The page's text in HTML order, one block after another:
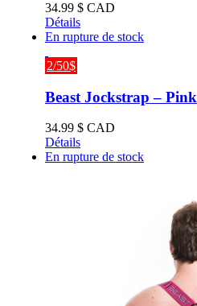
34.99 $ CAD
Détails
En rupture de stock
2/50$
Beast Jockstrap – Pink
34.99 $ CAD
Détails
En rupture de stock